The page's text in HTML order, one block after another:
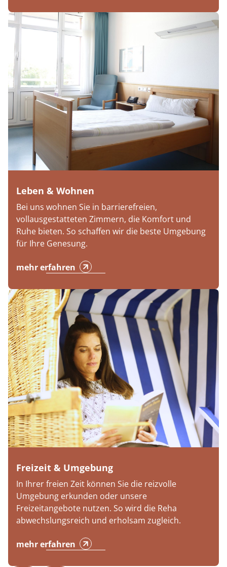
Leben & Wohnen
Bei uns wohnen Sie in barrierefreien,
vollausgestatteten Zimmern, die Komfort und
Ruhe bieten. So schaffen wir die beste Umgebung
für Ihre Genesung.
mehr erfahren
Freizeit & Umgebung
In Ihrer freien Zeit können Sie die reizvolle
Umgebung erkunden oder unsere
Freizeitangebote nutzen. So wird die Reha
abwechslungsreich und erholsam zugleich.
mehr erfahren